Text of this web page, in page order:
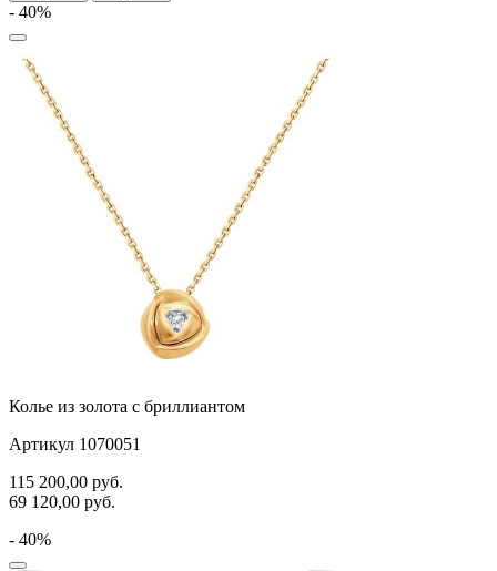
ромб
рыбки
самолёт
сердце
стрекозы и мотыльки
человечки
череп и кости
- 40%
Колье из золота с бриллиантом
Артикул 1070051
115 200,00 руб.
69 120,00 руб.
- 40%